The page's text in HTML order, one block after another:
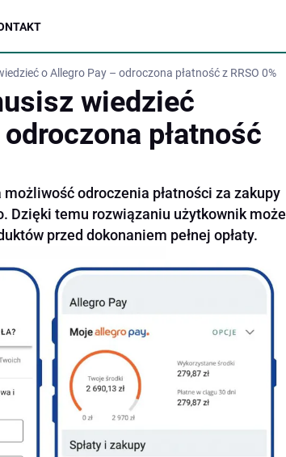
o Allegro Pay – odroczona płatność z RRSO 0%
wiedzieć
płatność
odroczenia płatności za zakupy
Dzięki temu rozwiązaniu użytkownik może
przed dokonaniem pełnej opłaty.